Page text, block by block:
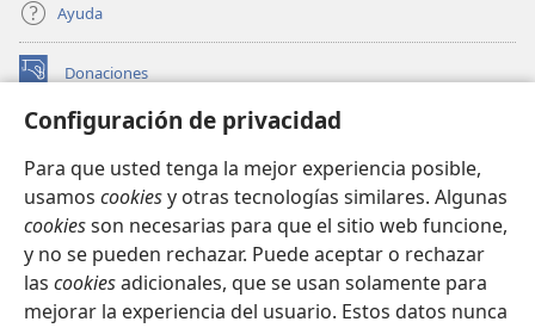
Configuración de privacidad
Para que usted tenga la mejor experiencia posible,
usamos cookiesy otras tecnologías similares. Algunas
cookiesson necesarias para que el sitio web funcione,
y no se pueden rechazar. Puede aceptar o rechazar
las cookiesadicionales, que se usan solamente para
mejorar la experiencia del usuario. Estos datos nunca
Ayuda
Donaciones
(abre
nueva BIBLIOTECA EN LÍNEA Watchtower™
una
nueva
ventana)
JW Hub
(abre
una
nueva
ventana)
JW Library
Watchtower Library